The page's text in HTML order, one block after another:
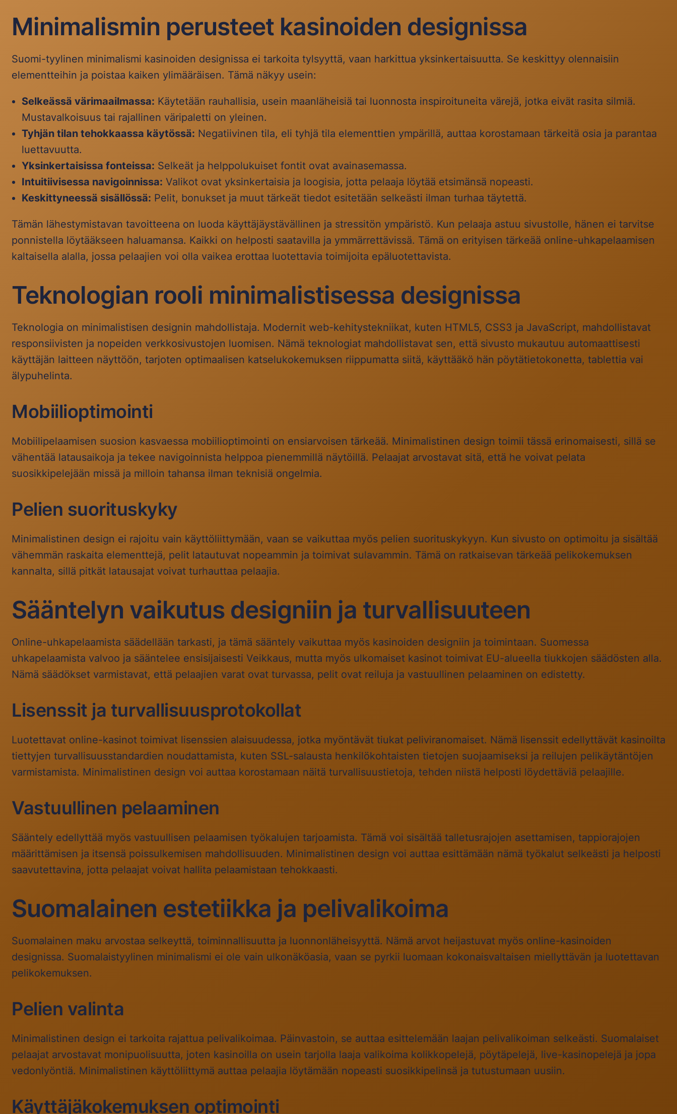
Minimalismin perusteet kasinoiden designissa
Suomi-tyylinen minimalismi kasinoiden designissa ei tarkoita tylsyyttä, vaan harkittua yksinkertaisuutta. Se keskittyy olennaisiin
elementteihin ja poistaa kaiken ylimääräisen. Tämä näkyy usein:
Selkeässä värimaailmassa: Käytetään rauhallisia, usein maanläheisiä tai luonnosta inspiroituneita värejä, jotka eivät rasita silmiä.
Mustavalkoisuus tai rajallinen väripaletti on yleinen.
Tyhjän tilan tehokkaassa käytössä: Negatiivinen tila, eli tyhjä tila elementtien ympärillä, auttaa korostamaan tärkeitä osia ja parantaa
luettavuutta.
Yksinkertaisissa fonteissa: Selkeät ja helppolukuiset fontit ovat avainasemassa.
Intuitiivisessa navigoinnissa: Valikot ovat yksinkertaisia ja loogisia, jotta pelaaja löytää etsimänsä nopeasti.
Keskittyneessä sisällössä: Pelit, bonukset ja muut tärkeät tiedot esitetään selkeästi ilman turhaa täytettä.
Tämän lähestymistavan tavoitteena on luoda käyttäjäystävällinen ja stressitön ympäristö. Kun pelaaja astuu sivustolle, hänen ei tarvitse
ponnistella löytääkseen haluamansa. Kaikki on helposti saatavilla ja ymmärrettävissä. Tämä on erityisen tärkeää online-uhkapelaamisen
kaltaisella alalla, jossa pelaajien voi olla vaikea erottaa luotettavia toimijoita epäluotettavista.
Teknologian rooli minimalistisessa designissa
Teknologia on minimalistisen designin mahdollistaja. Modernit web-kehitystekniikat, kuten HTML5, CSS3 ja JavaScript, mahdollistavat
responsiivisten ja nopeiden verkkosivustojen luomisen. Nämä teknologiat mahdollistavat sen, että sivusto mukautuu automaattisesti
käyttäjän laitteen näyttöön, tarjoten optimaalisen katselukokemuksen riippumatta siitä, käyttääkö hän pöytätietokonetta, tablettia vai
älypuhelinta.
Mobiilioptimointi
Mobiilipelaamisen suosion kasvaessa mobiilioptimointi on ensiarvoisen tärkeää. Minimalistinen design toimii tässä erinomaisesti, sillä se
vähentää latausaikoja ja tekee navigoinnista helppoa pienemmillä näytöillä. Pelaajat arvostavat sitä, että he voivat pelata
suosikkipelejään missä ja milloin tahansa ilman teknisiä ongelmia.
Pelien suorituskyky
Minimalistinen design ei rajoitu vain käyttöliittymään, vaan se vaikuttaa myös pelien suorituskykyyn. Kun sivusto on optimoitu ja sisältää
vähemmän raskaita elementtejä, pelit latautuvat nopeammin ja toimivat sulavammin. Tämä on ratkaisevan tärkeää pelikokemuksen
kannalta, sillä pitkät latausajat voivat turhauttaa pelaajia.
Sääntelyn vaikutus designiin ja turvallisuuteen
Online-uhkapelaamista säädellään tarkasti, ja tämä sääntely vaikuttaa myös kasinoiden designiin ja toimintaan. Suomessa
uhkapelaamista valvoo ja sääntelee ensisijaisesti Veikkaus, mutta myös ulkomaiset kasinot toimivat EU-alueella tiukkojen säädösten alla.
Nämä säädökset varmistavat, että pelaajien varat ovat turvassa, pelit ovat reiluja ja vastuullinen pelaaminen on edistetty.
Lisenssit ja turvallisuusprotokollat
Luotettavat online-kasinot toimivat lisenssien alaisuudessa, jotka myöntävät tiukat peliviranomaiset. Nämä lisenssit edellyttävät kasinoilta
tiettyjen turvallisuusstandardien noudattamista, kuten SSL-salausta henkilökohtaisten tietojen suojaamiseksi ja reilujen pelikäytäntöjen
varmistamista. Minimalistinen design voi auttaa korostamaan näitä turvallisuustietoja, tehden niistä helposti löydettäviä pelaajille.
Vastuullinen pelaaminen
Sääntely edellyttää myös vastuullisen pelaamisen työkalujen tarjoamista. Tämä voi sisältää talletusrajojen asettamisen, tappiorajojen
määrittämisen ja itsensä poissulkemisen mahdollisuuden. Minimalistinen design voi auttaa esittämään nämä työkalut selkeästi ja helposti
saavutettavina, jotta pelaajat voivat hallita pelaamistaan tehokkaasti.
Suomalainen estetiikka ja pelivalikoima
Suomalainen maku arvostaa selkeyttä, toiminnallisuutta ja luonnonläheisyyttä. Nämä arvot heijastuvat myös online-kasinoiden
designissa. Suomalaistyylinen minimalismi ei ole vain ulkonäköasia, vaan se pyrkii luomaan kokonaisvaltaisen miellyttävän ja luotettavan
pelikokemuksen.
Pelien valinta
Minimalistinen design ei tarkoita rajattua pelivalikoimaa. Päinvastoin, se auttaa esittelemään laajan pelivalikoiman selkeästi. Suomalaiset
pelaajat arvostavat monipuolisuutta, joten kasinoilla on usein tarjolla laaja valikoima kolikkopelejä, pöytäpelejä, live-kasinopelejä ja jopa
vedonlyöntiä. Minimalistinen käyttöliittymä auttaa pelaajia löytämään nopeasti suosikkipelinsä ja tutustumaan uusiin.
Käyttäjäkokemuksen optimointi